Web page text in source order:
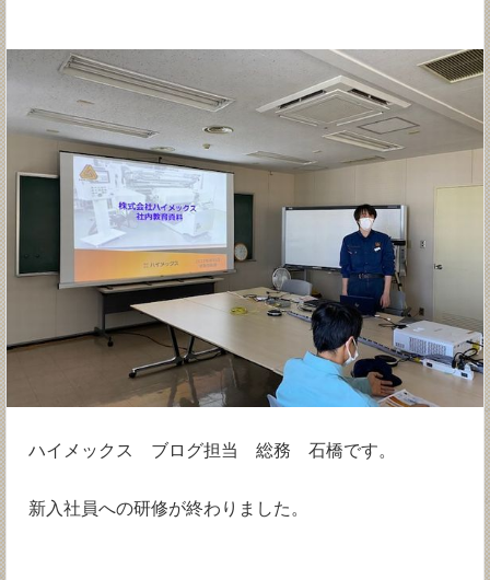
ハイメックス ブログ担当 総務 石橋です。
新入社員への研修が終わりました。